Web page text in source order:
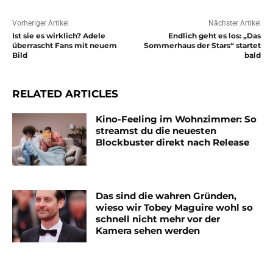
Vorheriger Artikel
Ist sie es wirklich? Adele
überrascht Fans mit neuem
Bild
Nächster Artikel
Endlich geht es los: „Das
Sommerhaus der Stars“ startet
bald
RELATED ARTICLES
Kino-Feeling im Wohnzimmer: So
streamst du die neuesten
Blockbuster direkt nach Release
Das sind die wahren Gründen,
wieso wir Tobey Maguire wohl so
schnell nicht mehr vor der
Kamera sehen werden